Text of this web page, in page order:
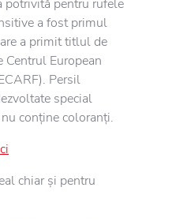
potrivită pentru rufele
a fost primul
a primit titlul de
Centrul European
Persil
special
conține coloranți.
chiar și pentru